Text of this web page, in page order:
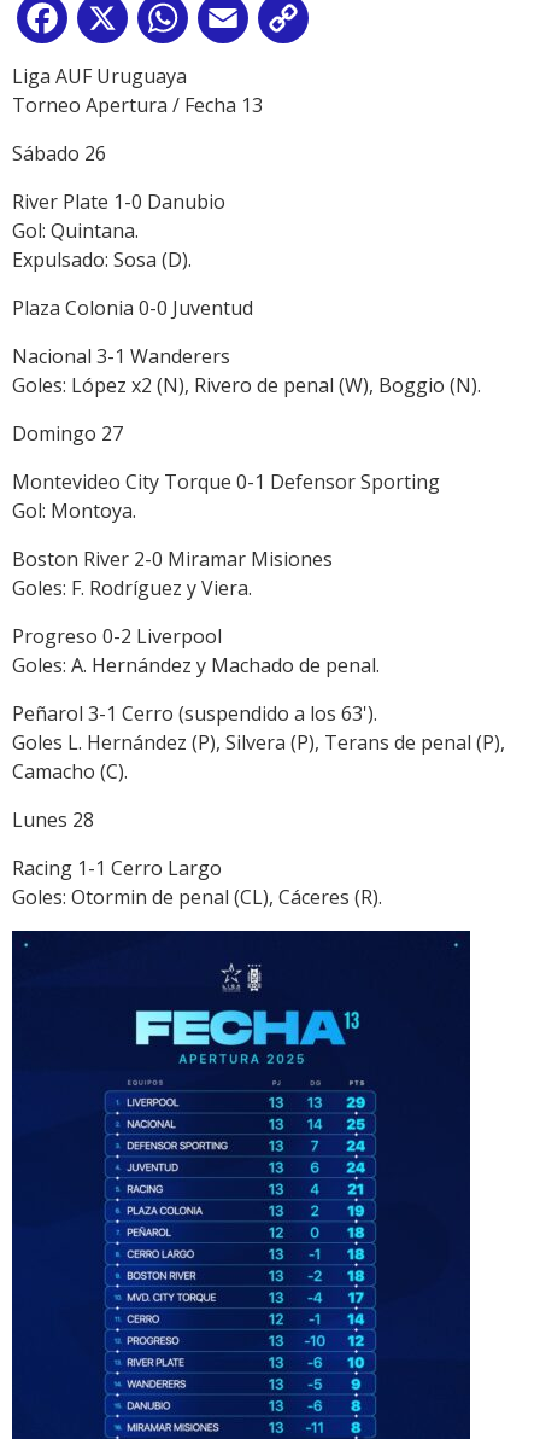
Facebook
X WhatsApp
Email
Liga AUF Uruguaya
Torneo Apertura / Fecha 13
Sábado 26
River Plate 1-0 Danubio
Gol: Quintana.
Expulsado: Sosa (D).
Plaza Colonia 0-0 Juventud
Nacional 3-1 Wanderers
Goles: López x2 (N), Rivero de penal (W), Boggio (N).
Domingo 27
Montevideo City Torque 0-1 Defensor Sporting
Gol: Montoya.
Boston River 2-0 Miramar Misiones
Goles: F. Rodríguez y Viera.
Progreso 0-2 Liverpool
Goles: A. Hernández y Machado de penal.
Peñarol 3-1 Cerro (suspendido a los 63').
Goles L. Hernández (P), Silvera (P), Terans de penal (P),
Camacho (C).
Lunes 28
Racing 1-1 Cerro Largo
Goles: Otormin de penal (CL), Cáceres (R).